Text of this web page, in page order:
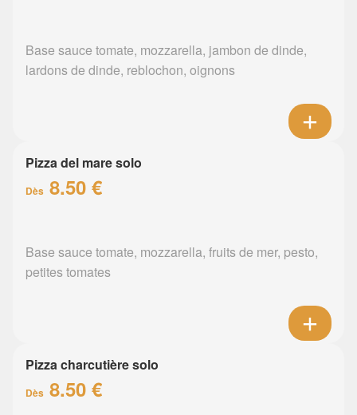
Base sauce tomate, mozzarella, jambon de dinde,
lardons de dinde, reblochon, oignons
Pizza del mare solo
Dès 8.50 €
Base sauce tomate, mozzarella, fruits de mer, pesto,
petites tomates
Pizza charcutière solo
Dès 8.50 €